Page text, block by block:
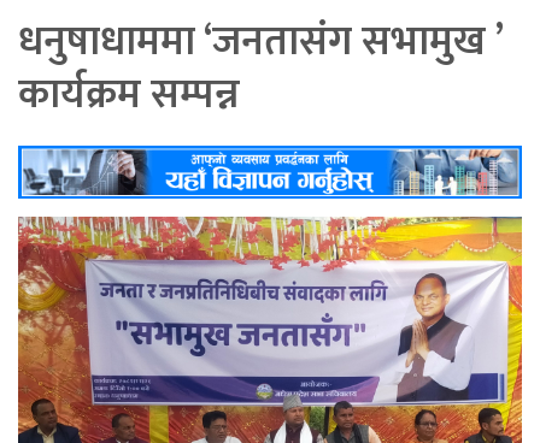
धनुषाधाममा ‘जनतासंग सभामुख ’
कार्यक्रम सम्पन्न